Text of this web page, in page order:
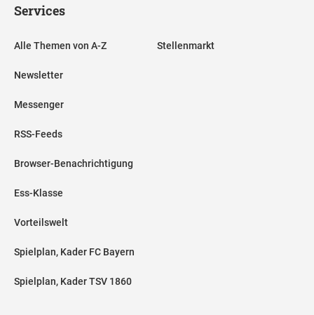
Services
Alle Themen von A-Z
Newsletter
Messenger
RSS-Feeds
Browser-Benachrichtigung
Ess-Klasse
Vorteilswelt
Spielplan, Kader FC Bayern
Spielplan, Kader TSV 1860
Stellenmarkt